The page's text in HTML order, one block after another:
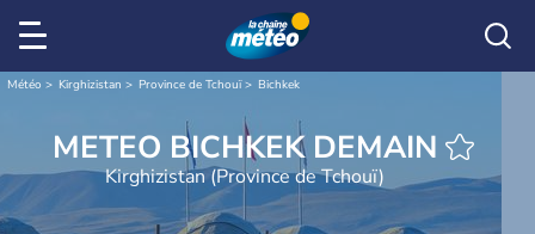
Météo Kirghizistan Province de Tchouï Bichkek
METEO BICHKEK DEMAIN
Kirghizistan (Province de Tchouï)